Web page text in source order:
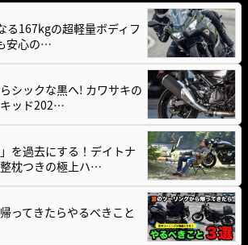
る167kgの超軽量ボディフ
安心の…
シックな黒へ! カワサキの
ッド202…
を過去にする！デイトナ
枕つきの極上ハ…
ってきたらやるべきこと